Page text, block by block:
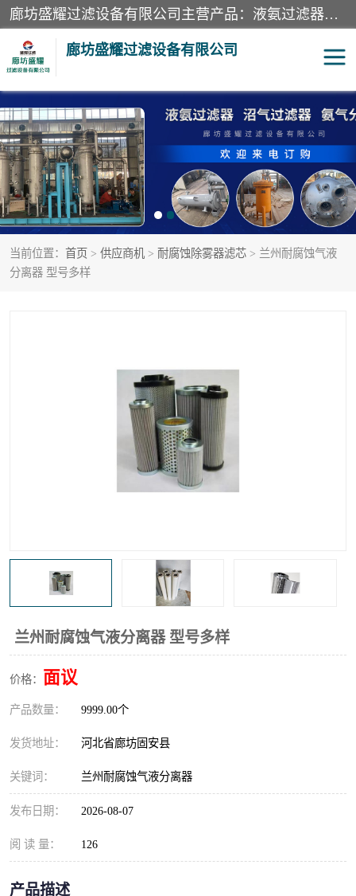
廊坊盛耀过滤设备有限公司主营产品：液氨过滤器、沼气过滤器、氨气分离器、二氧化碳过滤器、过滤器、液氨氨气过滤器、天然气过滤器、管道过滤器、*过滤器、液氨除油除水过滤器、氨气除油除水过滤器、焦炉煤气除焦油过滤器等。
廊坊盛耀过滤设备有限公司
当前位置： 首页 > 供应商机 > 耐腐蚀除雾器滤芯 > 兰州耐腐蚀气液
分离器 型号多样
兰州耐腐蚀气液分离器 型号多样
价格： 面议
产品数量： 9999.00个
发货地址： 河北省廊坊固安县
关键词： 兰州耐腐蚀气液分离器
发布日期： 2026-08-07
阅 读 量： 126
产品描述
二氧化碳过滤器 过滤器
液氨氨气过滤器 沼气过滤器
天然气过滤器 管道过滤器
甲醇过滤器 液氨除油除水过滤器
替代进口过滤器
化工盐酸气聚结器 耐腐蚀除雾器滤芯